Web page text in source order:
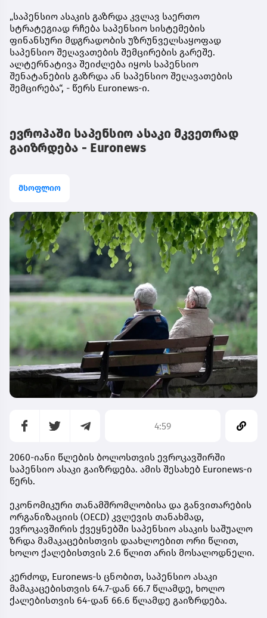
„საპენსიო ასაკის გაზრდა კვლავ საერთო
სტრატეგიად რჩება საპენსიო სისტემების
ფინანსური მდგრადობის უზრუნველსაყოფად
საპენსიო შეღავათების შემცირების გარეშე.
ალტერნატივა შეიძლება იყოს საპენსიო
შენატანების გაზრდა ან საპენსიო შეღავათების
შემცირება“, - წერს Euronews-ი.
ევროპაში საპენსიო ასაკი მკვეთრად
გაიზრდება - Euronews
მსოფლიო
4:59
2060-იანი წლების ბოლოსთვის ევროკავშირში
საპენსიო ასაკი გაიზრდება. ამის შესახებ Euronews-ი
წერს.
ეკონომიკური თანამშრომლობისა და განვითარების
ორგანიზაციის (OECD) კვლევის თანახმად,
ევროკავშირის ქვეყნებში საპენსიო ასაკის საშუალო
ზრდა მამაკაცებისთვის დაახლოებით ორი წლით,
ხოლო ქალებისთვის 2.6 წლით არის მოსალოდნელი.
კერძოდ, Euronews-ს ცნობით, საპენსიო ასაკი
მამაკაცებისთვის 64.7-დან 66.7 წლამდე, ხოლო
ქალებისთვის 64-დან 66.6 წლამდე გაიზრდება.